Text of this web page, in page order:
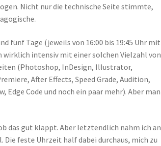
Nicht nur die technische Seite stimmte,
fünf Tage (jeweils von 16:00 bis 19:45 Uhr mit
wirklich intensiv mit einer solchen Vielzahl von
(Photoshop, InDesign, Illustrator,
After Effects, Speed Grade, Audition,
Edge Code und noch ein paar mehr). Aber man
das gut klappt. Aber letztendlich nahm ich an
Die feste Uhrzeit half dabei durchaus, mich zu